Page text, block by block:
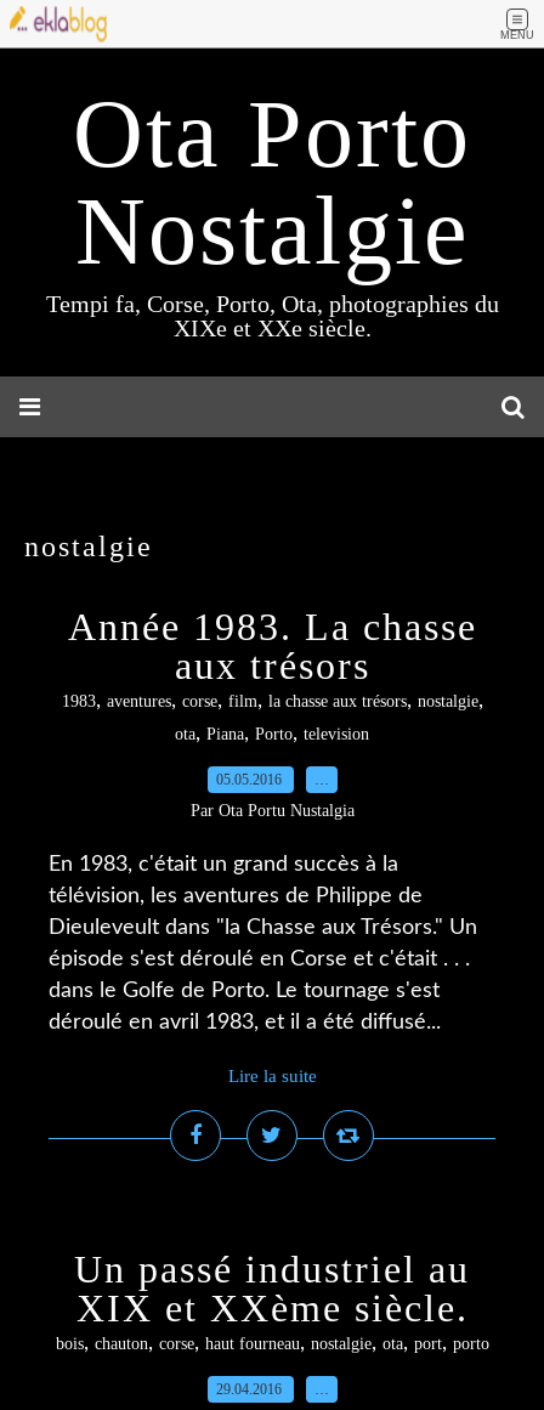
MENU
Ota Porto
Nostalgie
Tempi fa, Corse, Porto, Ota, photographies du
XIXe et XXe siècle.
nostalgie
Année 1983. La chasse
aux trésors
1983, aventures, corse, film, la chasse aux trésors, nostalgie,
ota, Piana, Porto, television
05.05.2016 …
Par Ota Portu Nustalgia
En 1983, c'était un grand succès à la
télévision, les aventures de Philippe de
Dieuleveult dans "la Chasse aux Trésors." Un
épisode s'est déroulé en Corse et c'était . . .
dans le Golfe de Porto. Le tournage s'est
déroulé en avril 1983, et il a été diffusé...
Lire la suite
Un passé industriel au
XIX et XXème siècle.
bois, chauton, corse, haut fourneau, nostalgie, ota, port, porto
29.04.2016 …